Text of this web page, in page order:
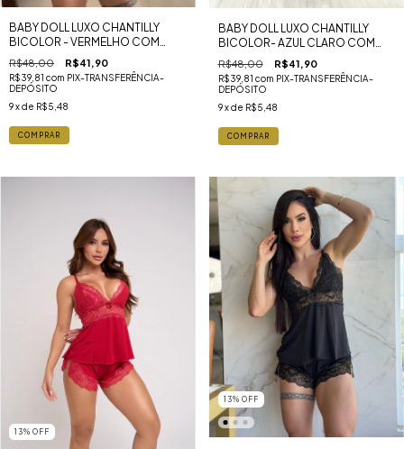
BABY DOLL LUXO CHANTILLY
BICOLOR - VERMELHO COM
FLOR PRETO
R$48,00 R$41,90
R$39,81 com PIX-TRANSFERÊNCIA-
DEPÓSITO
9x de R$5,48
COMPRAR
BABY DOLL LUXO CHANTILLY
BICOLOR- AZUL CLARO COM
ROSE
R$48,00 R$41,90
R$39,81 com PIX-TRANSFERÊNCIA-
DEPÓSITO
9 x de R$5,48
COMPRAR
13% OFF
13% OFF